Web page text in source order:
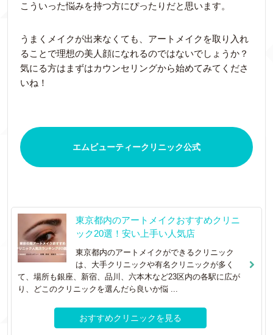
こういった悩みを持つ方にぴったりだと思います。
うまくメイクが出来なくても、アートメイクを取り入れ
ることで理想の美人顔になれるのではないでしょうか？
気にる方はまずはカウンセリングから始めてみてくださ
いね！
エムビューティークリニック公式
東京都内のアートメイクおすすめクリニ
ック20選！安い上手い人気店
東京都内のアートメイクができるクリニック
は、大手クリニックや有名クリニックが多く
て、場所も銀座、新宿、品川、六本木など23区内の各駅に広が
り、どこのクリニックを選んだら良いか悩 ...
おすすめクリニックを見る